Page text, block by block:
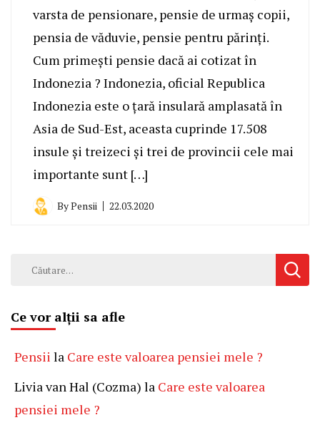
varsta de pensionare, pensie de urmaș copii,
pensia de văduvie, pensie pentru părinți.
Cum primești pensie dacă ai cotizat în
Indonezia ? Indonezia, oficial Republica
Indonezia este o țară insulară amplasată în
Asia de Sud-Est, aceasta cuprinde 17.508
insule și treizeci și trei de provincii cele mai
importante sunt […]
ByPensii 22.03.2020
Caută
Ce vor alții sa afle
Pensii la Care este valoarea pensiei mele ?
Livia van Hal (Cozma) la Care este valoarea
pensiei mele ?